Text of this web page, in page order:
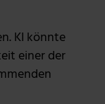
KI könnte
einer der